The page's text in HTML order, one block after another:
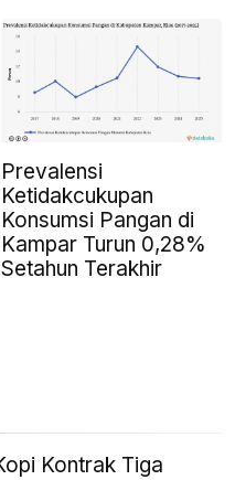
Prevalensi
Ketidakcukupan
Konsumsi Pangan di
Kampar Turun 0,28%
Setahun Terakhir
Kontrak Tiga